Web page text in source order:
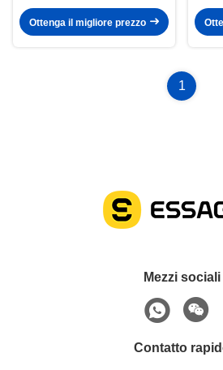
Ottenga il migliore prezzo
1
Mezzi sociali
Contatto